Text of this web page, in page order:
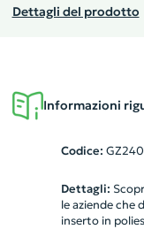
Dettagli del prodotto
Informazioni
Codice:
Dettagli:
le aziende che
inserto in